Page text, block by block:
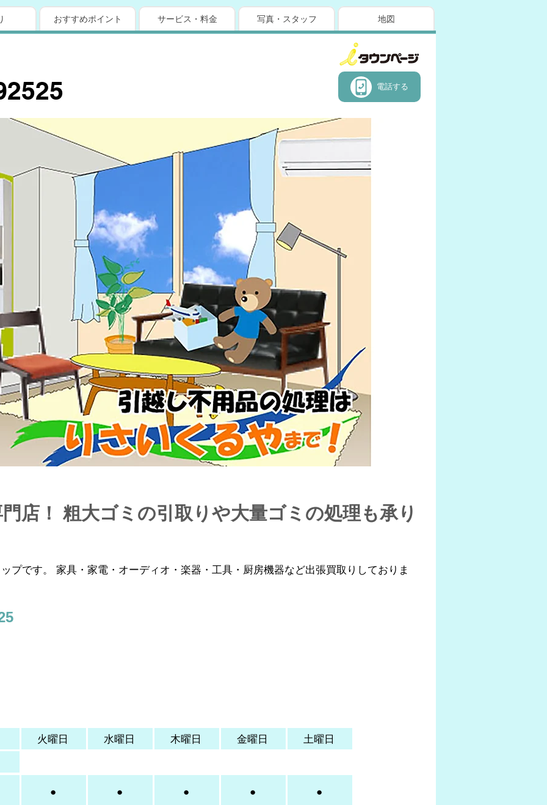
おすすめポイント サービス・料金 写真・スタッフ 地図
電話する
店！ 粗大ゴミの引取りや大量ゴミの処理も承り
プです。 家具・家電・オーディオ・楽器・工具・厨房機器など出張買取りしておりま
火曜日 ​水曜日 木曜日 金曜日
土曜日
● ● ● ● ●